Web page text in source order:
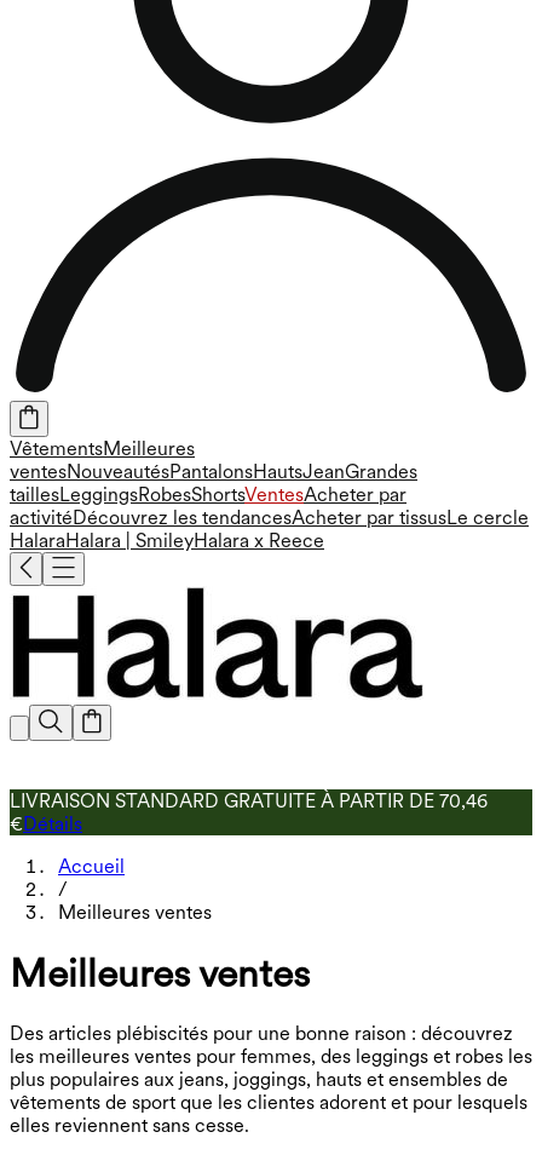
VêtementsMeilleures
ventesNouveautésPantalonsHautsJeanGrandes
taillesLeggingsRobesShortsVentesAcheter par
activitéDécouvrez les tendancesAcheter par tissusLe cercle
HalaraHalara | SmileyHalara x Reece
LIVRAISON STANDARD GRATUITE À PARTIR DE 70,46
€Détails
Accueil
/
Meilleures ventes
Meilleures ventes
Des articles plébiscités pour une bonne raison : découvrez
les meilleures ventes pour femmes, des leggings et robes les
plus populaires aux jeans, joggings, hauts et ensembles de
vêtements de sport que les clientes adorent et pour lesquels
elles reviennent sans cesse.